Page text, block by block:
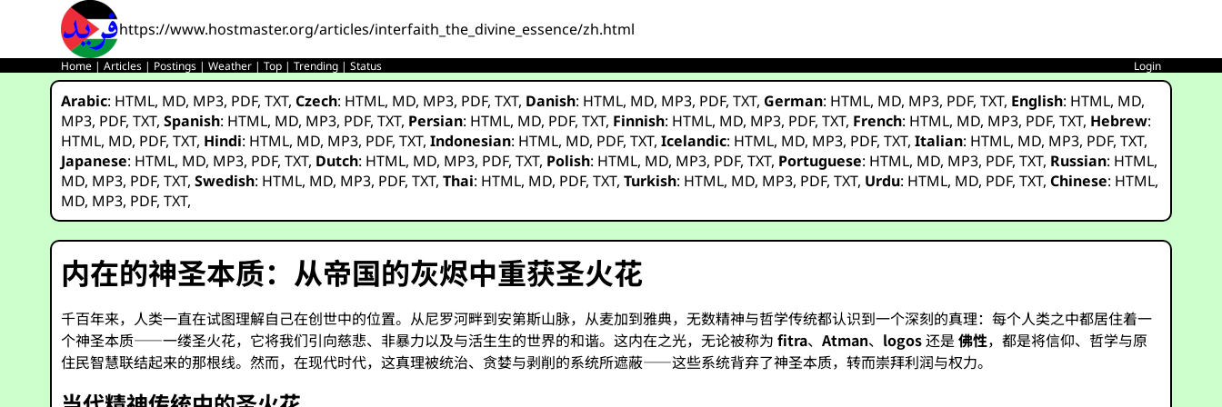
https://www.hostmaster.org/articles/interfaith_the_divine_essence/zh.html
Home |Articles | Postings |Weather |Top |Trending |Status Login
Arabic: HTML, MD, MP3, PDF,TXT,Czech: HTML, MD, MP3, PDF,TXT, Danish: HTML, MD, MP3, PDF,TXT, German: HTML, MD, MP3, PDF,TXT, English: HTML, MD,
MP3, PDF,TXT,Spanish: HTML, MD, MP3, PDF,TXT, Persian: HTML, MD, PDF,TXT, Finnish: HTML, MD, MP3, PDF,TXT, French: HTML, MD, MP3, PDF,TXT, Hebrew:
HTML, MD, PDF,TXT, Hindi: HTML, MD, MP3, PDF,TXT,Indonesian: HTML, MD, PDF,TXT,Icelandic: HTML, MD, MP3, PDF,TXT,Italian: HTML, MD, MP3, PDF,TXT,
Japanese: HTML, MD, MP3, PDF,TXT, Dutch: HTML, MD, MP3, PDF,TXT, Polish: HTML, MD, MP3, PDF,TXT, Portuguese: HTML, MD, MP3, PDF,TXT, Russian: HTML,
MD, MP3, PDF,TXT,Swedish: HTML, MD, MP3, PDF,TXT,Thai: HTML, MD, PDF,TXT,Turkish: HTML, MD, MP3, PDF,TXT, Urdu: HTML, MD, PDF,TXT,Chinese: HTML,
MD, MP3, PDF,TXT,
内在的神圣本质：从帝国的灰烬中重获圣火花
千百年来，人类一直在试图理解自己在创世中的位置。从尼罗河畔到安第斯山脉，从麦加到雅典，无数精神与哲学传统都认识到一个深刻的真理：每个人类之中都居住着一
个神圣本质——一缕圣火花，它将我们引向慈悲、非暴力以及与活生生的世界的和谐。这内在之光，无论被称为fitra、Atman、 logos还是佛性，都是将信仰、哲学与原
住民智慧联结起来的那根线。然而，在现代时代，这真理被统治、贪婪与剥削的系统所遮蔽——这些系统背弃了神圣本质，转而崇拜利润与权力。